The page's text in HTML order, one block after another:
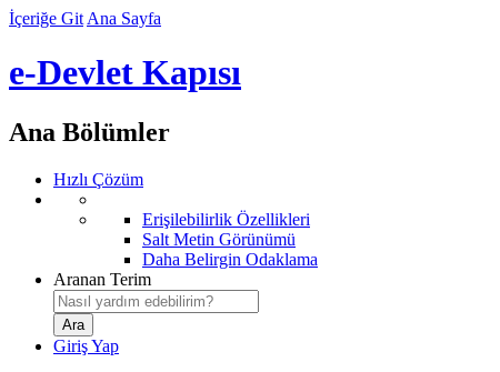
İçeriğe Git Ana Sayfa
e-Devlet Kapısı
Ana Bölümler
Hızlı Çözüm
Erişilebilirlik Özellikleri
Salt Metin Görünümü
Daha Belirgin Odaklama
Aranan Terim
Giriş Yap